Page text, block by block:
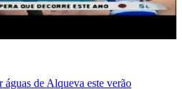
águas de Alqueva este verão